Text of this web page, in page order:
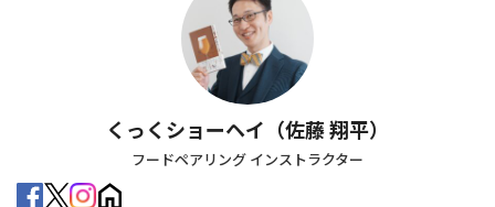
くっくショーヘイ（佐藤 翔平）
フードペアリング インストラクター